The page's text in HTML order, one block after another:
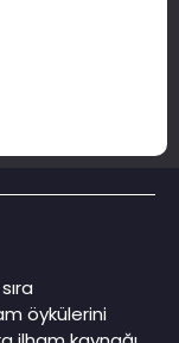
öykülerini